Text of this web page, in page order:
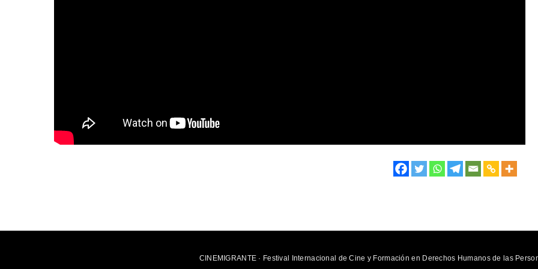
CINEMIGRANTE · Festival Internacional de Cine y Formación en Derechos Humanos de las